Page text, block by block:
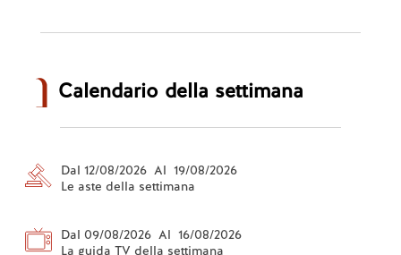
Calendario della settimana
Dal 12/08/2026 Al 19/08/2026
Le aste della settimana
Dal 09/08/2026 Al 16/08/2026
La guida TV della settimana